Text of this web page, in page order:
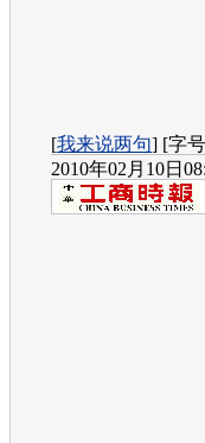
[我来说两句] [字号
2010年02月10日